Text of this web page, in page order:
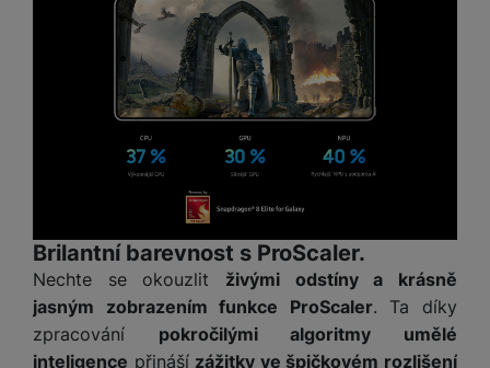
n
a
p
o
ít
a
v
é
s
m
e
T
V
u
-
v
i
ě
a
ví
c
e
a
e
ní
P
w
b
e
P
ří
sl
u
Brilantní barevnost s ProScaler.
Nechte se okouzlit živými odstíny a krásně
jasným zobrazením funkce ProScaler. Ta díky
zpracování pokročilými algoritmy umělé
inteligence přináší zážitky ve špičkovém rozlišení